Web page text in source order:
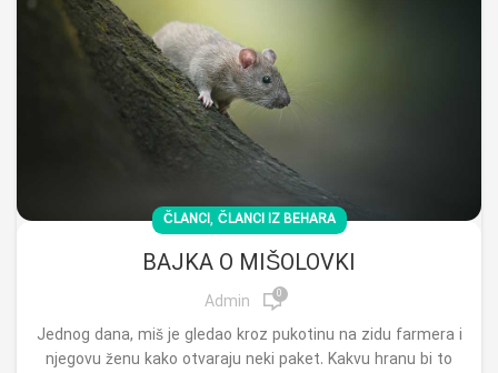
ČLANCI, ČLANCI IZ BEHARA
BAJKA O MIŠOLOVKI
Admin 0
Jednog dana, miš je gledao kroz pukotinu na zidu farmera i
njegovu ženu kako otvaraju neki paket. Kakvu hranu bi to